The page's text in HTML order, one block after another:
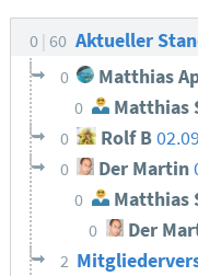
0 60 Aktueller
0 Matthias
0 Matthias
0 Rolf B
0 Der Martin
0 Matthias
0 Der
2